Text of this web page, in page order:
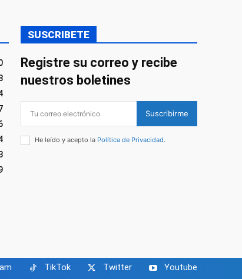
SUSCRIBETE
Registre su correo y recibe
nuestros boletines
Suscribirme
He leído y acepto la Política de Privacidad.
TikTok Twitter Youtube